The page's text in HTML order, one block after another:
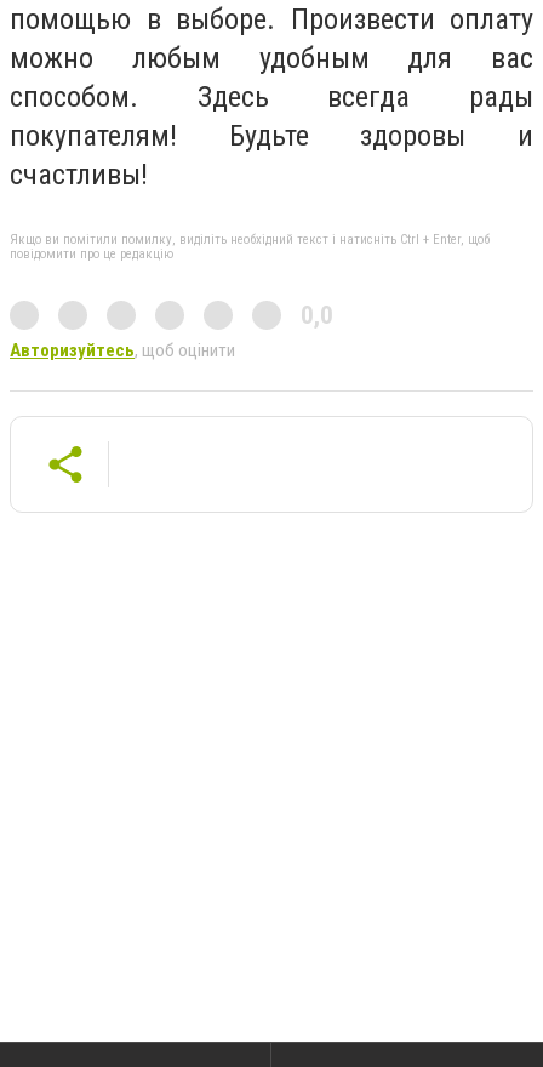
помощью в выборе. Произвести оплату
можно любым удобным для вас
способом. Здесь всегда рады
покупателям! Будьте здоровы и
счастливы!
Якщо ви помітили помилку, виділіть необхідний текст і натисніть Ctrl + Enter, щоб
повідомити про це редакцію
0,0
Авторизуйтесь, щоб оцінити